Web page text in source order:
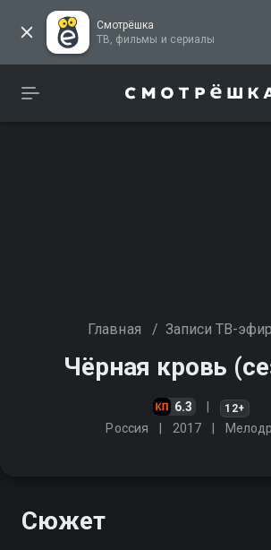
Смотрёшка
ТВ, фильмы и сериалы
Главная / Записи ТВ-
Чёрная кровь
6.3 12+
Россия 2017
Сюжет